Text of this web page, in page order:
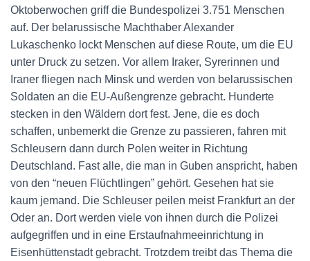
Oktoberwochen griff die Bundespolizei 3.751 Menschen
auf. Der belarussische Machthaber Alexander
Lukaschenko lockt Menschen auf diese Route, um die EU
unter Druck zu setzen. Vor allem Iraker, Syrerinnen und
Iraner fliegen nach Minsk und werden von belarussischen
Soldaten an die EU-Außengrenze gebracht. Hunderte
stecken in den Wäldern dort fest. Jene, die es doch
schaffen, unbemerkt die Grenze zu passieren, fahren mit
Schleusern dann durch Polen weiter in Richtung
Deutschland. Fast alle, die man in Guben anspricht, haben
von den “neuen Flüchtlingen” gehört. Gesehen hat sie
kaum jemand. Die Schleuser peilen meist Frankfurt an der
Oder an. Dort werden viele von ihnen durch die Polizei
aufgegriffen und in eine Erstaufnahmeeinrichtung in
Eisenhüttenstadt gebracht. Trotzdem treibt das Thema die